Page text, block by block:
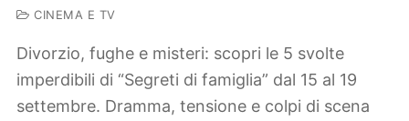
CINEMA E TV
Divorzio, fughe e misteri: scopri le 5 svolte
imperdibili di “Segreti di famiglia” dal 15 al 19
settembre. Dramma, tensione e colpi di scena